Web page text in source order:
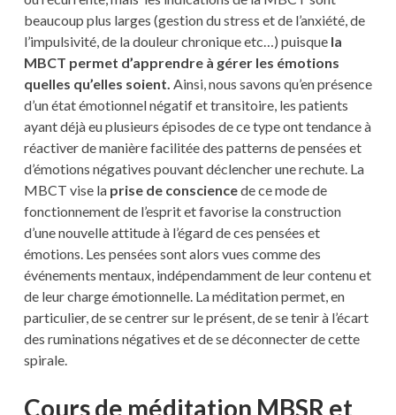
beaucoup plus larges (gestion du stress et de l’anxiété, de
l’impulsivité, de la douleur chronique etc…) puisque la
MBCT permet d’apprendre à gérer les émotions
quelles qu’elles soient. Ainsi, nous savons qu’en présence
d’un état émotionnel négatif et transitoire, les patients
ayant déjà eu plusieurs épisodes de ce type ont tendance à
réactiver de manière facilitée des patterns de pensées et
d’émotions négatives pouvant déclencher une rechute. La
MBCT vise la prise de consciencede ce mode de
fonctionnement de l’esprit et favorise la construction
d’une nouvelle attitude à l’égard de ces pensées et
émotions. Les pensées sont alors vues comme des
événements mentaux, indépendamment de leur contenu et
de leur charge émotionnelle. La méditation permet, en
particulier, de se centrer sur le présent, de se tenir à l’écart
des ruminations négatives et de se déconnecter de cette
spirale.
Cours de méditation MBSR et